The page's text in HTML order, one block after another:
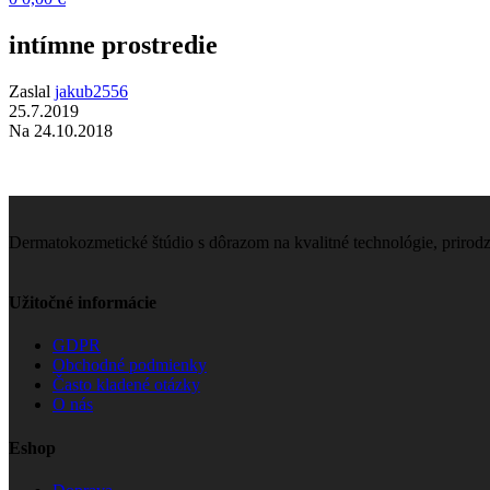
intímne prostredie
Zaslal jakub2556
25.7.2019
Na 24.10.2018
Dermatokozmetické štúdio s dôrazom na kvalitné technológie,
Užitočné informácie
GDPR
Obchodné podmienky
Často kladené otázky
O nás
Eshop